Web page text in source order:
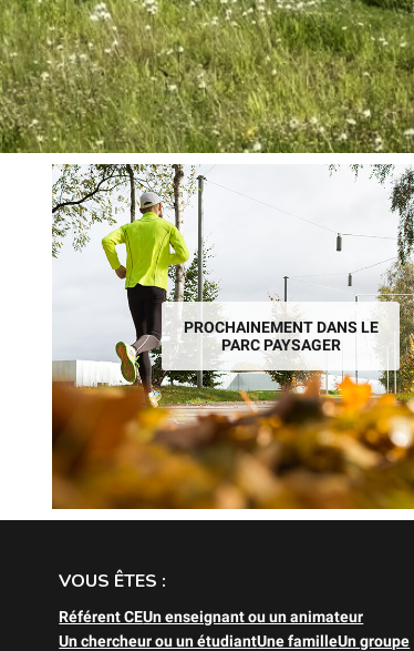
PROCHAINEMENT DANS LE
PARC PAYSAGER
VOUS ÊTES :
Référent CEUn enseignant ou un animateur
Un chercheur ou un étudiantUne familleUn groupe